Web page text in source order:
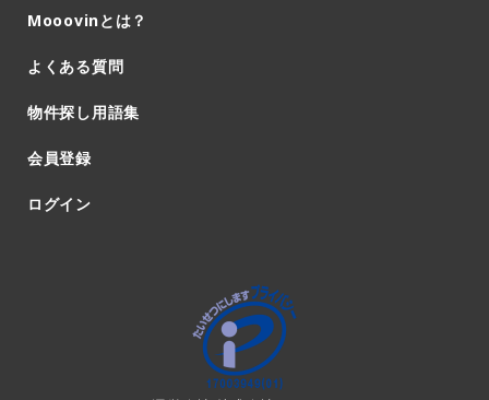
Mooovinとは？
よくある質問
物件探し用語集
会員登録
ログイン